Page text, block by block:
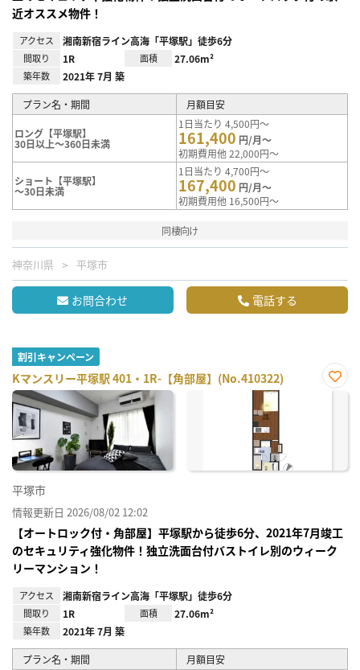
近オススメ物件！
アクセス 湘南新宿ライン高海「平塚駅」徒歩6分
間取り 1R 面積 27.06m²
築年数 2021年 7月 築
プラン名・期間 月額目安
ロング【平塚駅】
30日以上～360日未満
1日当たり 4,500円～
161,400 円/月～
初期費用他 22,000円～
ショート【平塚駅】
～30日未満
1日当たり 4,700円～
167,400 円/月～
初期費用他 16,500円～
同棲向け
神奈川県 平塚市
お問合わせ 電話する
割引キャンペーン
Kマンスリー平塚駅 401・1R-【角部屋】(No.410322)
お気
平塚市
情報更新日 2026/08/02 12:02
【オートロック付・角部屋】平塚駅から徒歩6分、2021年7月竣工
のセキュリティ強化物件！独立洗面台付バストイレ別のウィーク
リーマンション！
アクセス 湘南新宿ライン高海「平塚駅」徒歩6分
間取り 1R 面積 27.06m²
築年数 2021年 7月 築
プラン名・期間 月額目安